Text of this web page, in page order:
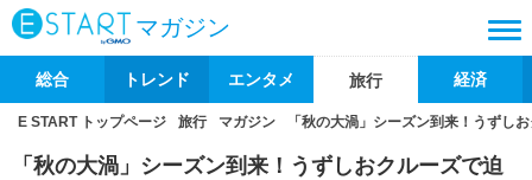
マガジン
総合 トレンド エンタメ 旅行 経済
E START トップページ 旅行 マガジン 「秋の大渦」シーズン到来！うずし
「秋の大渦」シーズン到来！うずしおクルーズで迫